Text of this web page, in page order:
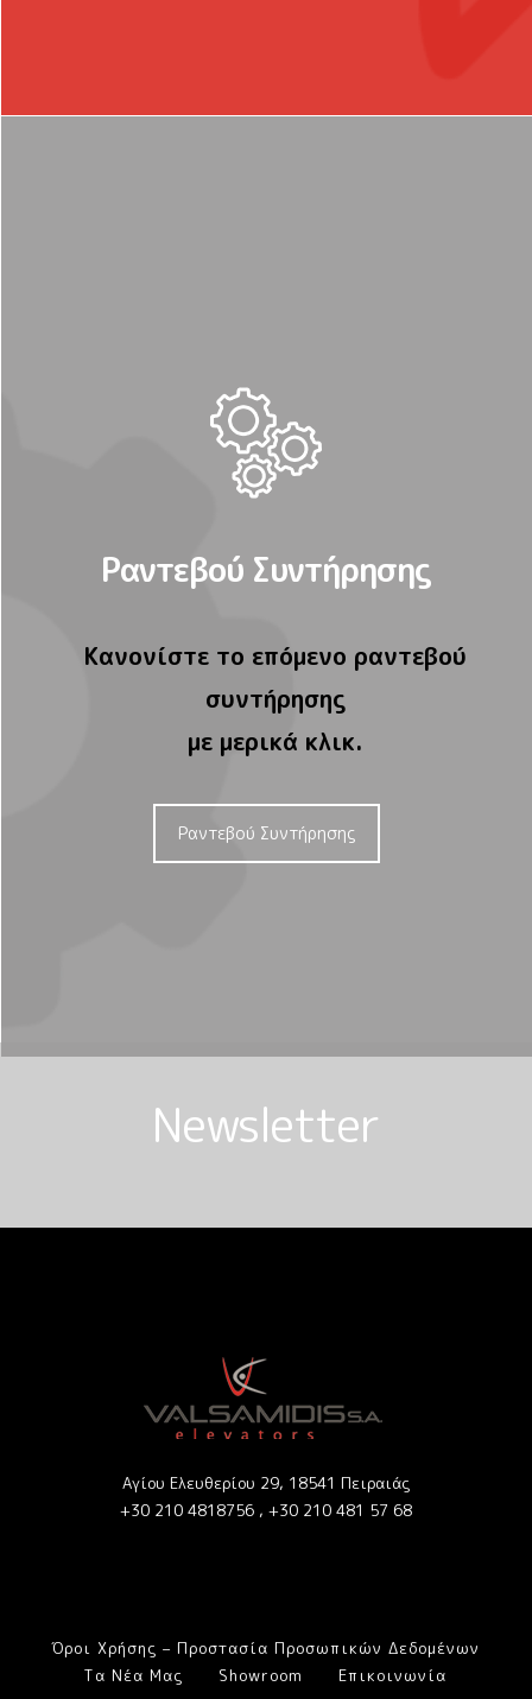
Ραντεβού Συντήρησης
Κανονίστε το επόμενο ραντεβού
συντήρησης
με μερικά κλικ.
Ραντεβού Συντήρησης
Newsletter
Αγίου Ελευθερίου 29, 18541 Πειραιάς
+30 210 4818756 , +30 210 481 57 68
Όροι Χρήσης – Προστασία Προσωπικών Δεδομένων
Τα Νέα Μας
Showroom Επικοινωνία